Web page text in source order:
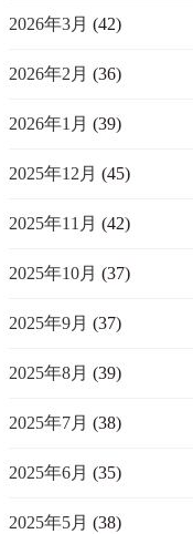
2026年3月 (42)
2026年2月 (36)
2026年1月 (39)
2025年12月 (45)
2025年11月 (42)
2025年10月 (37)
2025年9月 (37)
2025年8月 (39)
2025年7月 (38)
2025年6月 (35)
2025年5月 (38)